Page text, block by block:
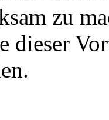
zu
dieser